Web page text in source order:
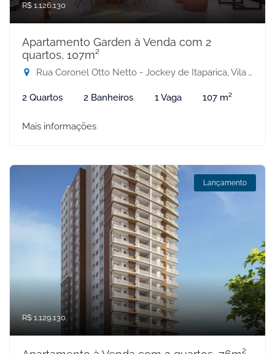
R$ 1.126.130
Apartamento Garden à Venda com 2
quartos, 107m²
Rua Coronel Otto Netto - Jockey de Itaparica, Vila Velha-ES
2 Quartos 2 Banheiros 1 Vaga 107 m²
Mais informações
Lançamento
R$ 1.129.130